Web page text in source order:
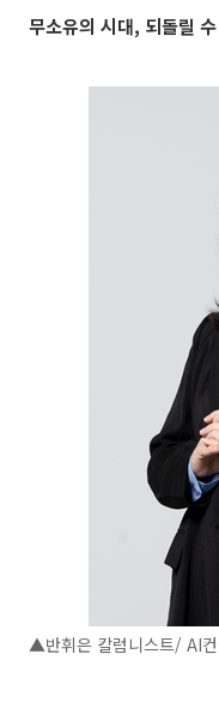
무소유의 시대, 되돌릴
▲반휘은 칼럼니스트/ AI